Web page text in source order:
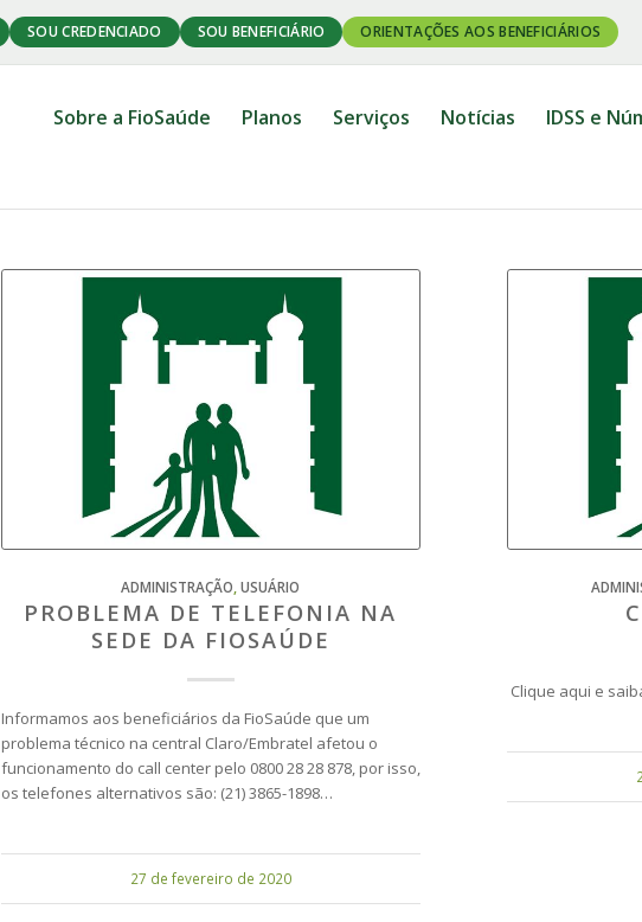
SOU CREDENCIADO SOU BENEFICIÁRIO ORIENTAÇÕES AOS BENEFICIÁRIOS
Sobre a FioSaúde Planos Serviços Notícias IDSS e
ADMINISTRAÇÃO,USUÁRIO
PROBLEMA DE TELEFONIA NA
SEDE DA FIOSAÚDE
Informamos aos beneficiários da FioSaúde que um
problema técnico na central Claro/Embratel afetou o
funcionamento do call center pelo 0800 28 28 878, por isso,
os telefones alternativos são: (21) 3865-1898…
27 de fevereiro de 2020
Clique aqui e